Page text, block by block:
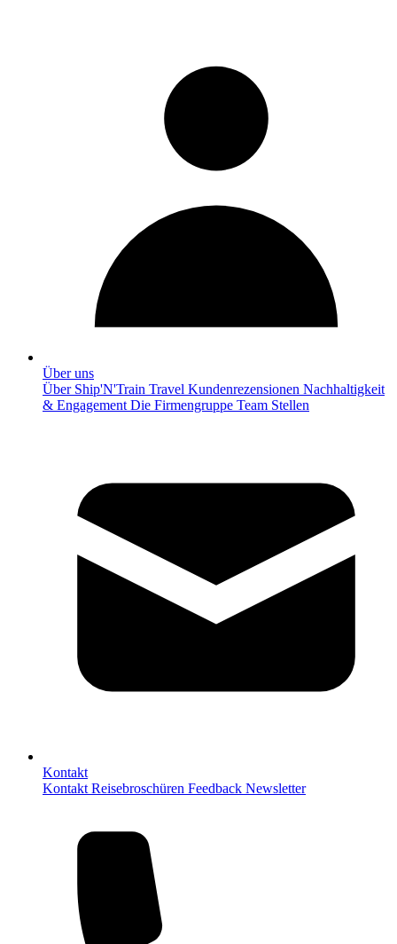
Über uns
Über Ship'N'Train Travel Kundenrezensionen Nachhaltigkeit
& Engagement Die Firmengruppe Team Stellen
Kontakt
Kontakt Reisebroschüren Feedback Newsletter